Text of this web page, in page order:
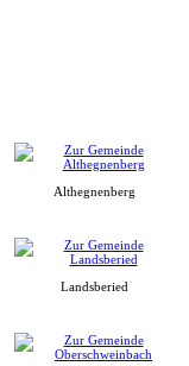
Althegnenberg
Landsberied